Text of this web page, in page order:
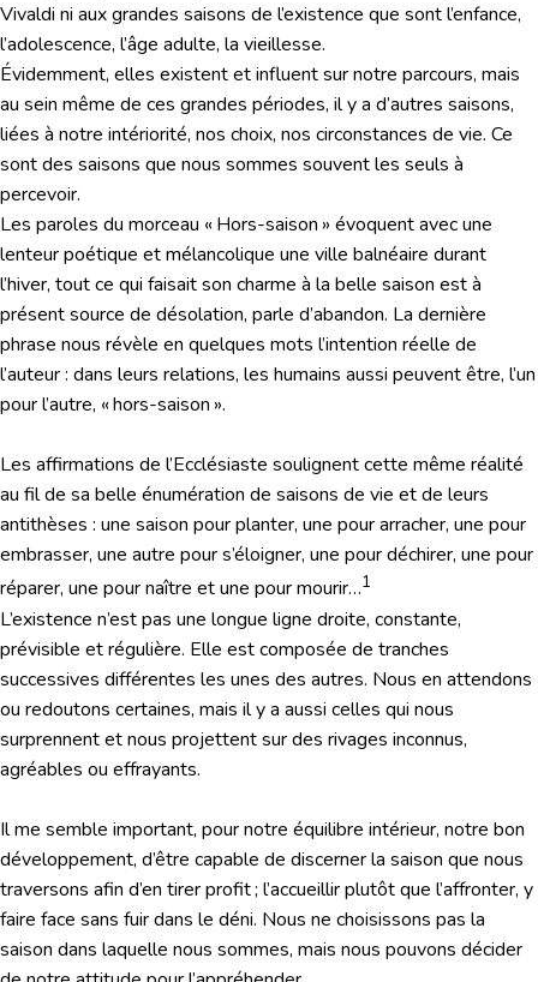
Vivaldi ni aux grandes saisons de l’existence que sont l’enfance,
l’adolescence, l’âge adulte, la vieillesse.
Évidemment, elles existent et influent sur notre parcours, mais
au sein même de ces grandes périodes, il y a d’autres saisons,
liées à notre intériorité, nos choix, nos circonstances de vie. Ce
sont des saisons que nous sommes souvent les seuls à
percevoir.
Les paroles du morceau « Hors-saison » évoquent avec une
lenteur poétique et mélancolique une ville balnéaire durant
l’hiver, tout ce qui faisait son charme à la belle saison est à
présent source de désolation, parle d’abandon. La dernière
phrase nous révèle en quelques mots l’intention réelle de
l’auteur : dans leurs relations, les humains aussi peuvent être, l’un
pour l’autre, « hors-saison ».
Les affirmations de l’Ecclésiaste soulignent cette même réalité
au fil de sa belle énumération de saisons de vie et de leurs
antithèses : une saison pour planter, une pour arracher, une pour
embrasser, une autre pour s’éloigner, une pour déchirer, une pour
réparer, une pour naître et une pour mourir…1
L’existence n’est pas une longue ligne droite, constante,
prévisible et régulière. Elle est composée de tranches
successives différentes les unes des autres. Nous en attendons
ou redoutons certaines, mais il y a aussi celles qui nous
surprennent et nous projettent sur des rivages inconnus,
agréables ou effrayants.
Il me semble important, pour notre équilibre intérieur, notre bon
développement, d’être capable de discerner la saison que nous
traversons afin d’en tirer profit ; l’accueillir plutôt que l’affronter, y
faire face sans fuir dans le déni. Nous ne choisissons pas la
saison dans laquelle nous sommes, mais nous pouvons décider